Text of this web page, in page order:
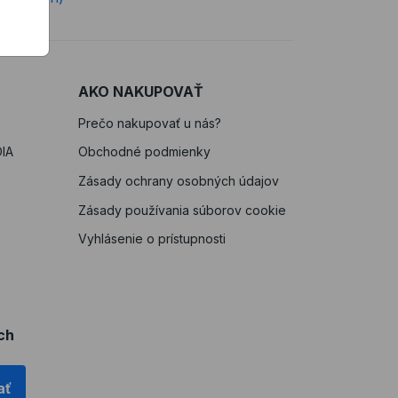
AKO NAKUPOVAŤ
Prečo nakupovať u nás?
Obchodné podmienky
Zásady ochrany osobných údajov
Zásady používania súborov cookie
Vyhlásenie o prístupnosti